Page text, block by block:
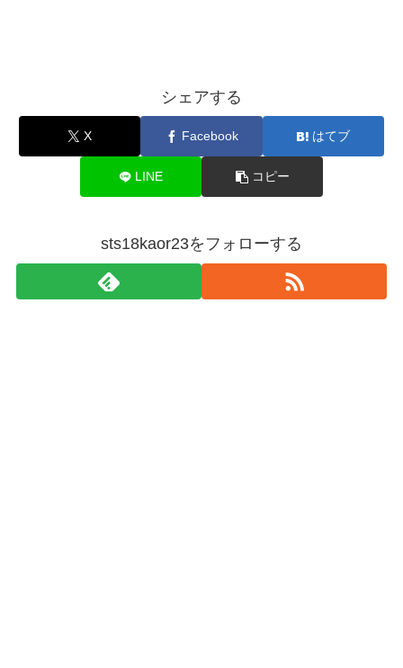
シェアする
X Facebook はてブ
LINE コピー
sts18kaor23をフォローする